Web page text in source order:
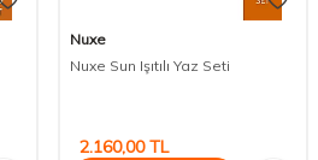
Nuxe
Nuxe Sun Işıtılı Yaz Seti
2.160,00TL